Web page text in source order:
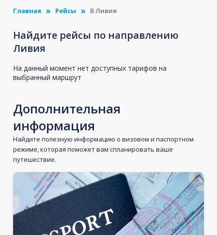
Главная Рейсы В Ливия
Найдите рейсы по направлению
Ливия
На данный момент нет доступных тарифов на
выбранный маршрут
Дополнительная
информация
Найдите полезную информацию о визовом и паспортном
режиме, которая поможет вам спланировать ваше
путешествие.